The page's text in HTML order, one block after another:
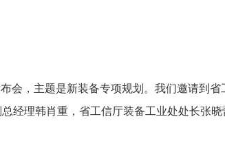
会， 主题是新装备专项规划。 我们邀请到省
经理韩肖重， 省工信厅装备工业处处长张晓